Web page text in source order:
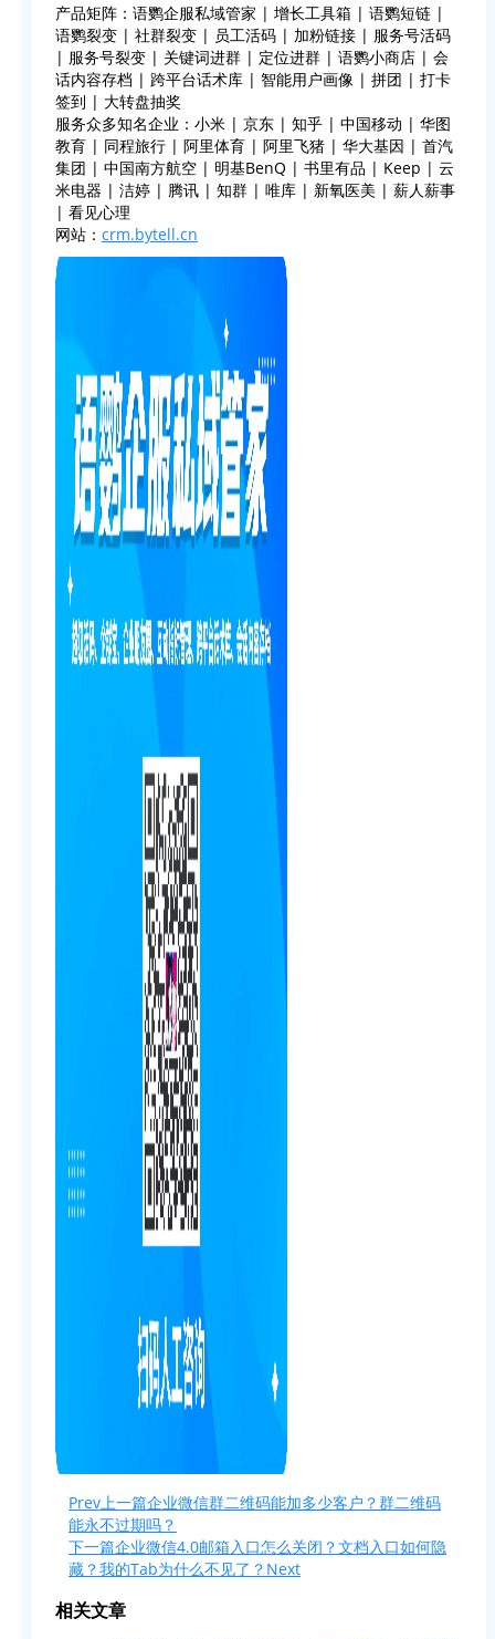
产品矩阵：语鹦企服私域管家 | 增长工具箱 | 语鹦短链 |
语鹦裂变 | 社群裂变 | 员工活码 | 加粉链接 | 服务号活码
| 服务号裂变 | 关键词进群 | 定位进群 | 语鹦小商店 | 会
话内容存档 | 跨平台话术库 | 智能用户画像 | 拼团 | 打卡
签到 | 大转盘抽奖
服务众多知名企业：小米 | 京东 | 知乎 | 中国移动 | 华图
教育 | 同程旅行 | 阿里体育 | 阿里飞猪 | 华大基因 | 首汽
集团 | 中国南方航空 | 明基BenQ | 书里有品 | Keep | 云
米电器 | 洁婷 | 腾讯 | 知群 | 唯库 | 新氧医美 | 薪人薪事
| 看见心理
网站： crm.bytell.cn
Prev上一篇企业微信群二维码能加多少客户？群二维码
能永不过期吗？
下一篇企业微信4.0邮箱入口怎么关闭？文档入口如何隐
藏？我的Tab为什么不见了？ Next
相关文章